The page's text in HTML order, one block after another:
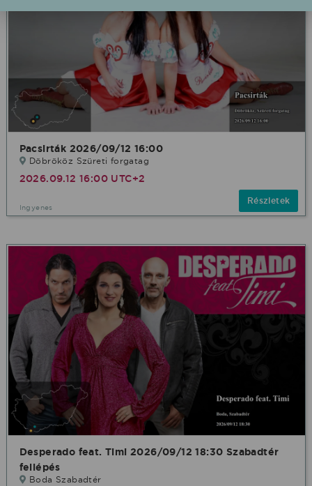
Pacsirták 2026/09/12 16:00
Döbrököz Szüreti forgatag
2026.09.12 16:00 UTC+2
Ingyenes
Részletek
Desperado feat. Timi 2026/09/12 18:30 Szabadtér
fellépés
Boda Szabadtér